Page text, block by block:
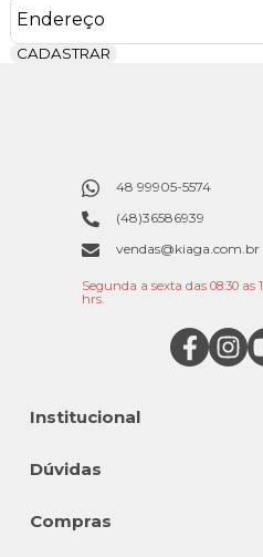
CADASTRAR
Institucional
Dúvidas
Compras
48 99905-5574
(48)36586939
vendas@kiaga.com.br
Segunda a sexta das 08:30 as
hrs.